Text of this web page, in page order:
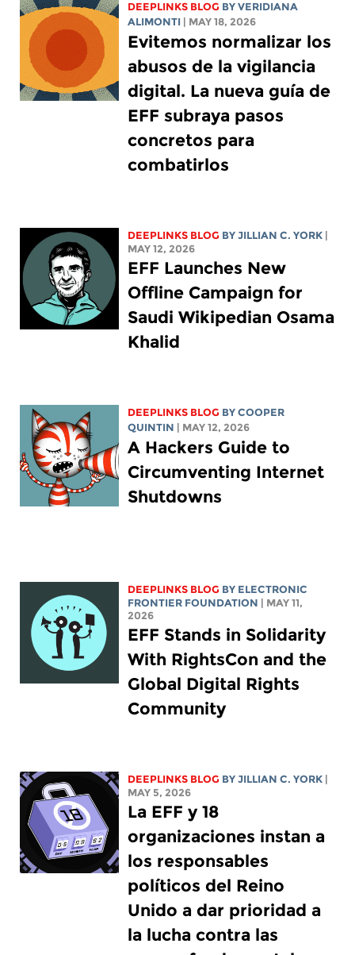
DEEPLINKS BLOG BYVERIDIANA
ALIMONTI
| MAY 18, 2026
Evitemos normalizar los
abusos de la vigilancia
digital. La nueva guía de
EFF subraya pasos
concretos para
combatirlos
DEEPLINKS BLOG BYJILLIAN C. YORK
MAY 12, 2026
EFF Launches New
Offline Campaign for
Saudi Wikipedian Osama
Khalid
DEEPLINKS BLOG BYCOOPER
QUINTIN
| MAY 12, 2026
A Hackers Guide to
Circumventing Internet
Shutdowns
DEEPLINKS BLOG BY ELECTRONIC
FRONTIER FOUNDATION
| MAY 11,
2026
EFF Stands in Solidarity
With RightsCon and the
Global Digital Rights
Community
DEEPLINKS BLOG BYJILLIAN C. YORK
MAY 5, 2026
La EFF y 18
organizaciones instan a
los responsables
políticos del Reino
Unido a dar prioridad a
la lucha contra las